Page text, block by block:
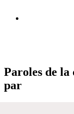
Paroles de la
par